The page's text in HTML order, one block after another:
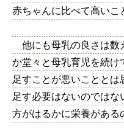
赤ちゃんに比べて高いこ
他にも母乳の良さは数
か堂々と母乳育児を続け
足すことが悪いこととは
足す必要はないのでは
方がはるかに栄養がある